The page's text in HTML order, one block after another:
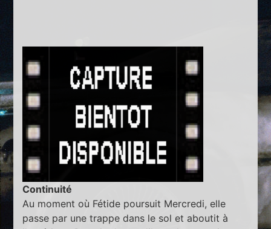
Continuité
Au moment où Fétide poursuit Mercredi, elle
passe par une trappe dans le sol et aboutit à